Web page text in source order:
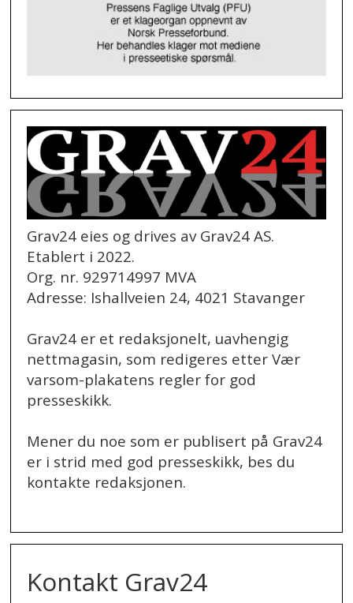
Grav24 eies og drives av Grav24 AS.
Etablert i 2022.
Org. nr. 929714997 MVA
Adresse: Ishallveien 24, 4021 Stavanger
Grav24 er et redaksjonelt, uavhengig
nettmagasin, som redigeres etter Vær
varsom-plakatens regler for god
presseskikk.
Mener du noe som er publisert på Grav24
er i strid med god presseskikk, bes du
kontakte redaksjonen.
Kontakt Grav24